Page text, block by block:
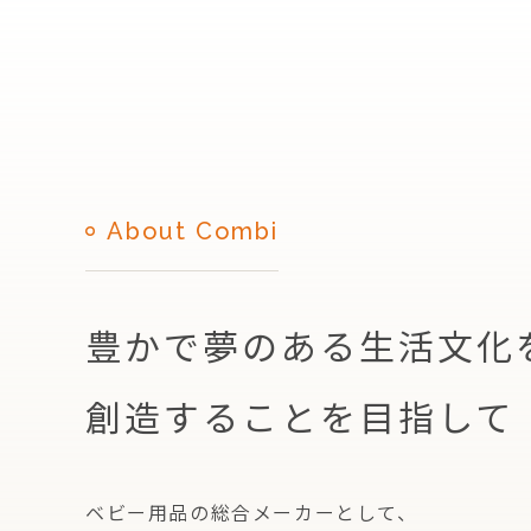
About Combi
豊かで夢のある生活文化
創造することを目指して
ベビー用品の総合メーカーとして、